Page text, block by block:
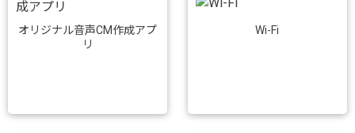
オリジナル音声CM作成アプ
リ
Wi-Fi